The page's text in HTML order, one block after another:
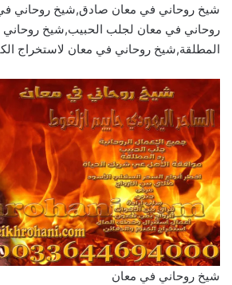
شيخ روحاني في معان صادق,شيخ روحاني
روحاني في معان لجلب الحبيب,شيخ روحاني
المطلقة,شيخ روحاني في معان لاستخراج
شيخ روحاني في معان